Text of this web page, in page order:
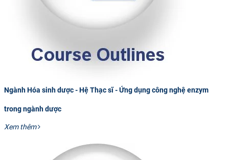
Ngành Hóa sinh dược - Hệ Thạc sĩ - Ứng dụng công nghệ enzym
trong ngành dược
Xem thêm